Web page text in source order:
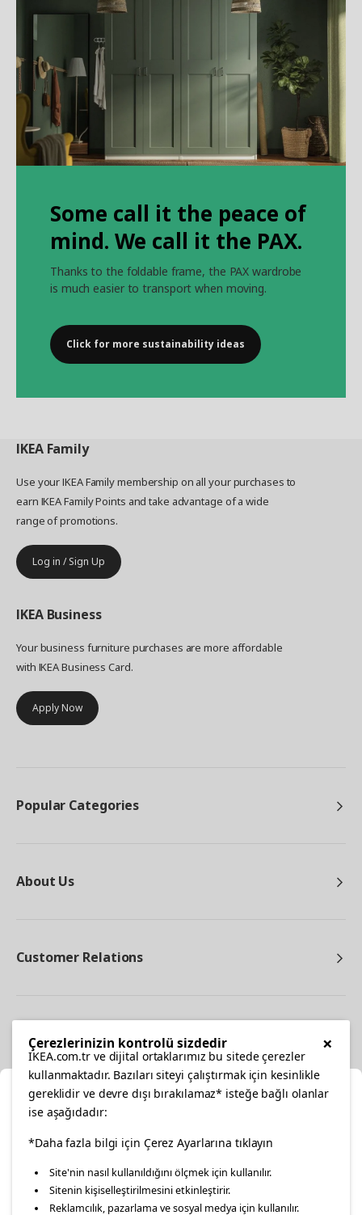
Some call it the peace of
mind. We call it the PAX.
Thanks to the foldable frame, the PAX wardrobe
is much easier to transport when moving.
Click for more sustainability ideas
IKEA Family
Use your IKEA Family membership on all your purchases to
earn IKEA Family Points and take advantage of a wide
range of promotions.
Log in / Sign Up
IKEA Business
Your business furniture purchases are more affordable
with IKEA Business Card.
Apply Now
Popular Categories
About Us
Customer Relations
facebooktwitterinstagrampinterestyoutube
linkedin
Select Location
Please select to see the content specific to your delivery
location for your orders from Online Store.
×
Çerezlerinizin kontrolü sizdedir
IKEA.com.tr ve dijital ortaklarımız bu sitede çerezler
kullanmaktadır. Bazıları siteyi çalıştırmak için kesinlikle
gereklidir ve devre dışı bırakılamaz* isteğe bağlı olanlar
ise aşağıdadır:
*Daha fazla bilgi için Çerez Ayarlarına tıklayın
Site'nin nasıl kullanıldığını ölçmek için kullanılır.
Sitenin kişiselleştirilmesini etkinleştirir.
Reklamcılık, pazarlama ve sosyal medya için kullanılır.